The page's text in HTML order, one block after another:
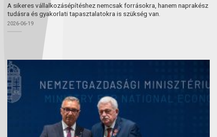
A sikeres vállalkozásépítéshez nemcsak forrásokra, hanem naprakész
tudásra és gyakorlati tapasztalatokra is szükség van.
2026-06-19